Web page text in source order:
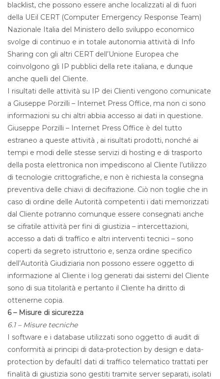
blacklist, che possono essere anche localizzati al di fuori
della UEil CERT (Computer Emergency Response Team)
Nazionale Italia del Ministero dello sviluppo economico
svolge di continuo e in totale autonomia attività di Info
Sharing con gli altri CERT dell’Unione Europea che
coinvolgono gli IP pubblici della rete italiana, e dunque
anche quelli del Cliente.
I risultati delle attività su IP dei Clienti vengono comunicate
a Giuseppe Porzilli – Internet Press Office, ma non ci sono
informazioni su chi altri abbia accesso ai dati in questione.
Giuseppe Porzilli – Internet Press Office è del tutto
estraneo a queste attività , ai risultati prodotti, nonché ai
tempi e modi delle stesse servizi di hosting e di trasporto
della posta elettronica non impediscono al Cliente l’utilizzo
di tecnologie crittografiche, e non è richiesta la consegna
preventiva delle chiavi di decifrazione. Ciò non toglie che in
caso di ordine delle Autorità competenti i dati memorizzati
dal Cliente potranno comunque essere consegnati anche
se cifratile attività per fini di giustizia – intercettazioni,
accesso a dati di traffico e altri interventi tecnici – sono
coperti da segreto istruttorio e, senza ordine specifico
dell’Autorità Giudiziaria non possono essere oggetto di
informazione al Cliente i log generati dai sistemi del Cliente
sono di sua titolarità e pertanto il Cliente ha diritto di
ottenerne copia.
6 – Misure di sicurezza
6.1 – Misure tecniche
I software e i database utilizzati sono oggetto di audit di
conformità ai principi di data-protection by design e data-
protection by defaultI dati di traffico telematico trattati per
finalità di giustizia sono gestiti tramite server separati, isolati